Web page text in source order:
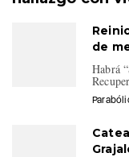
de
Habrá